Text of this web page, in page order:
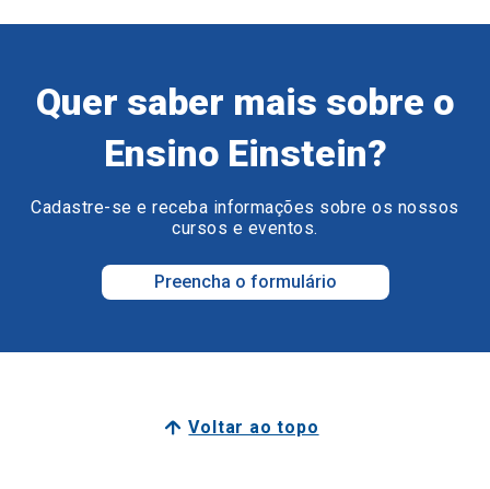
Quer saber mais sobre o
Ensino Einstein?
Cadastre-se e receba informações sobre os nossos
cursos e eventos.
Preencha o formulário
Voltar ao topo